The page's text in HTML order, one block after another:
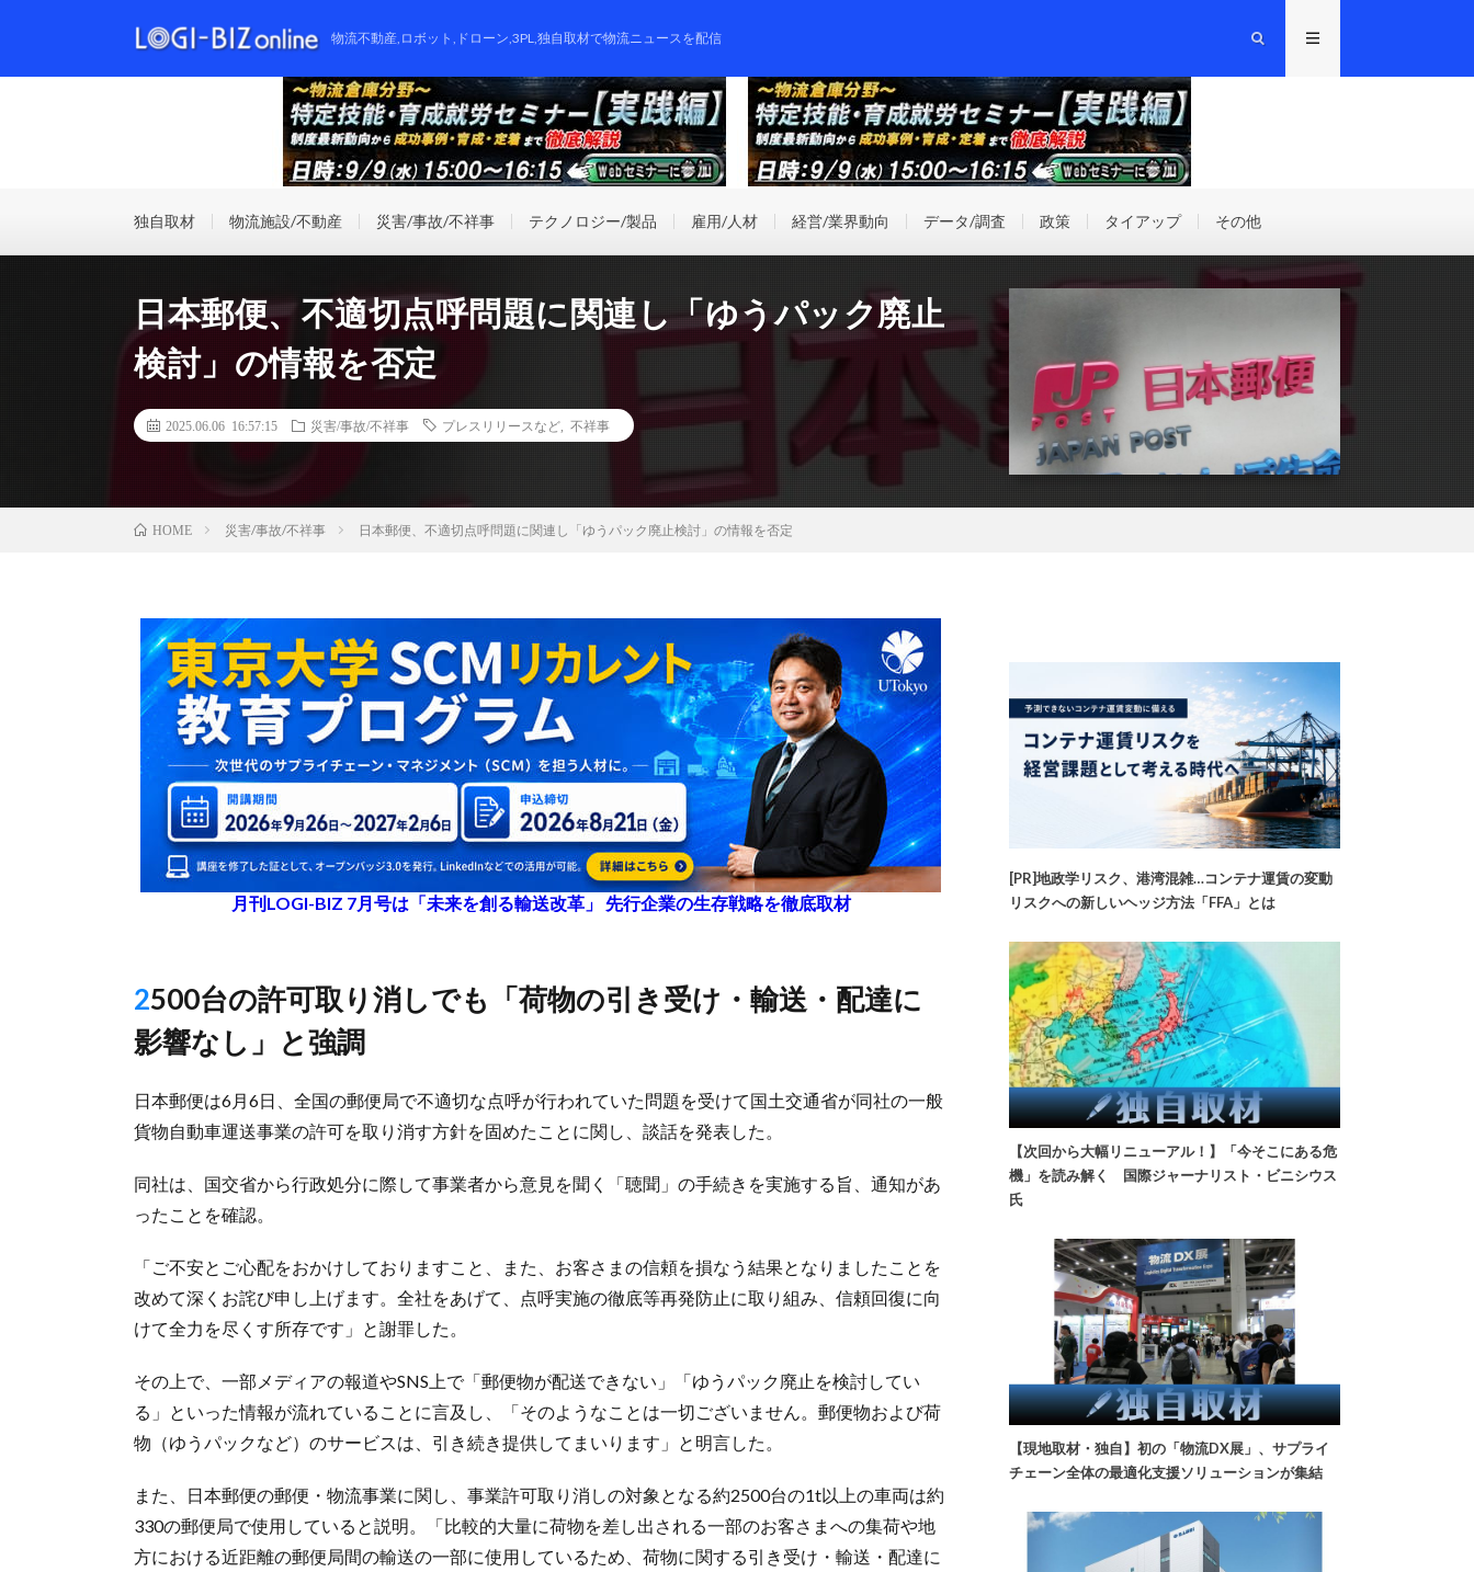
物流不動産,ロボット,ドローン,3PL,独自取材で物流ニュースを配信
独自取材 物流施設/不動産 災害/事故/不祥事 テクノロジー/製品 雇用/人材 経営/業界動向 データ/調査 政策 タイアップ その他
日本郵便、不適切点呼問題に関連し「ゆうパック廃止
検討」の情報を否定
2025.06.06 16:57:15 災害/事故/不祥事 プレスリリースなど 不祥事
HOME 災害/事故/不祥事 日本郵便、不適切点呼問題に関連し「ゆうパック廃止検討」の情報を否定
月刊LOGI-BIZ 7月号は「未来を創る輸送改革」 先行企業の生存戦略を徹底取材
2500台の許可取り消しでも「荷物の引き受け・輸送・配達に
影響なし」と強調
日本郵便は6月6日、全国の郵便局で不適切な点呼が行われていた問題を受けて国土交通省が同社の一般
貨物自動車運送事業の許可を取り消す方針を固めたことに関し、談話を発表した。
同社は、国交省から行政処分に際して事業者から意見を聞く「聴聞」の手続きを実施する旨、通知があ
ったことを確認。
「ご不安とご心配をおかけしておりますこと、また、お客さまの信頼を損なう結果となりましたことを
改めて深くお詫び申し上げます。全社をあげて、点呼実施の徹底等再発防止に取り組み、信頼回復に向
けて全力を尽くす所存です」と謝罪した。
その上で、一部メディアの報道やSNS上で「郵便物が配送できない」「ゆうパック廃止を検討してい
る」といった情報が流れていることに言及し、「そのようなことは一切ございません。郵便物および荷
物（ゆうパックなど）のサービスは、引き続き提供してまいります」と明言した。
また、日本郵便の郵便・物流事業に関し、事業許可取り消しの対象となる約2500台の1t以上の車両は約
330の郵便局で使用していると説明。「比較的大量に荷物を差し出される一部のお客さまへの集荷や地
方における近距離の郵便局間の輸送の一部に使用しているため、荷物に関する引き受け・輸送・配達に
[PR]地政学リスク、港湾混雑…コンテナ運賃の変動
リスクへの新しいヘッジ方法「FFA」とは
【次回から大幅リニューアル！】「今そこにある危
機」を読み解く 国際ジャーナリスト・ビニシウス
氏
【現地取材・独自】初の「物流DX展」、サプライ
チェーン全体の最適化支援ソリューションが集結